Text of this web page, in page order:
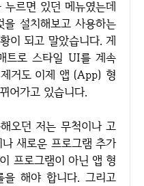
르면 있던 메뉴였는데
설치해보고 사용하는
이 되고 말았습니다. 게
트로 스타일 UI를 계속
거도 이제 앱 (App) 형
어가고 있습니다.
새로운 프로그램 추가
프로그램이 아닌 앱 형
을 해야 합니다. 그리고